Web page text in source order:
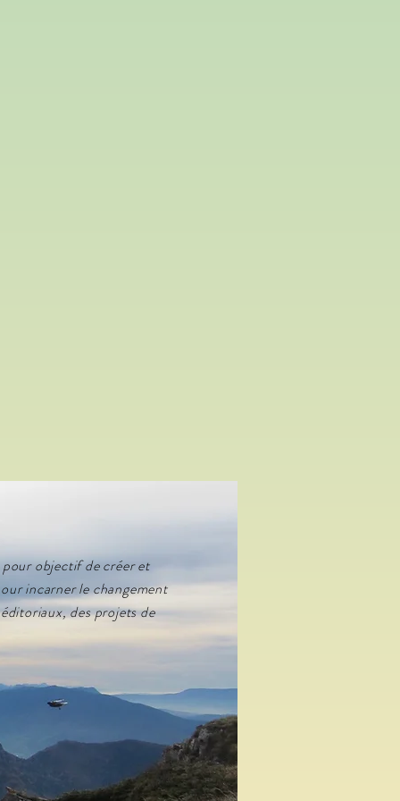
objectif de créer et
incarner le changement
des projets de